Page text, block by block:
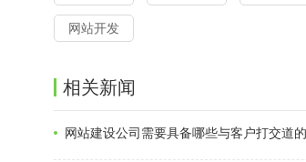
网站开发
相关新闻
网站建设公司需要具备哪些与客户打交道